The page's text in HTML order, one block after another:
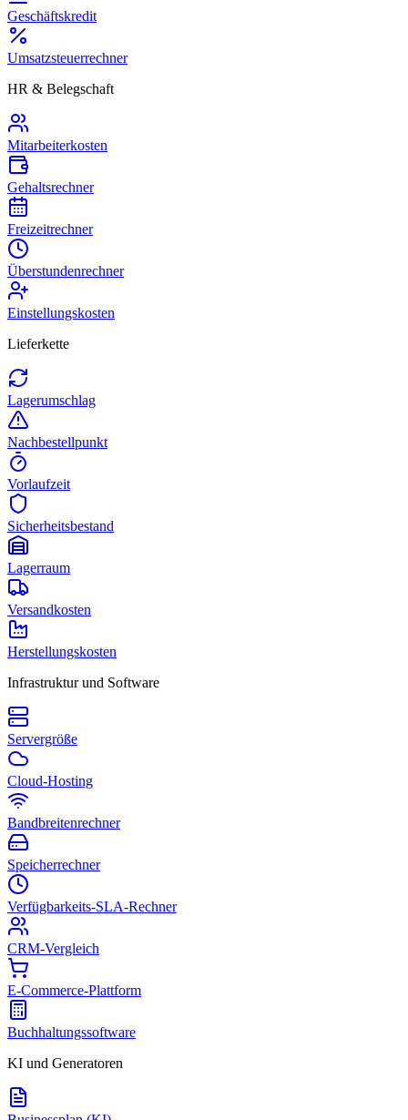
Geschäftskredit
Umsatzsteuerrechner
HR & Belegschaft
Mitarbeiterkosten
Gehaltsrechner
Freizeitrechner
Überstundenrechner
Einstellungskosten
Lieferkette
Lagerumschlag
Nachbestellpunkt
Vorlaufzeit
Sicherheitsbestand
Lagerraum
Versandkosten
Herstellungskosten
Infrastruktur und Software
Servergröße
Cloud-Hosting
Bandbreitenrechner
Speicherrechner
Verfügbarkeits-SLA-Rechner
CRM-Vergleich
E-Commerce-Plattform
Buchhaltungssoftware
KI und Generatoren